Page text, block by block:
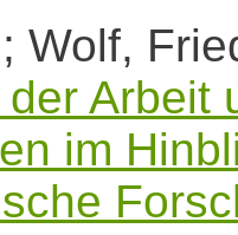
Wolf,
Arbeit
im